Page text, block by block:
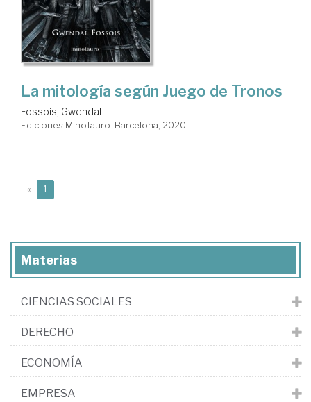
La mitología según Juego de Tronos
Fossois, Gwendal
Ediciones Minotauro. Barcelona, 2020
« 1
Materias
CIENCIAS SOCIALES
DERECHO
ECONOMÍA
EMPRESA